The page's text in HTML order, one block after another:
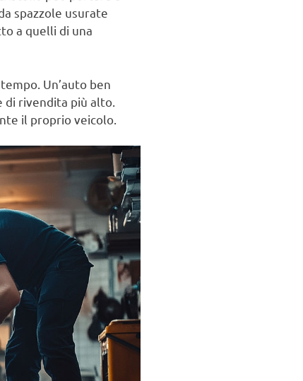
spazzole usurate
a quelli di una
Un’auto ben
rivendita più alto.
il proprio veicolo.